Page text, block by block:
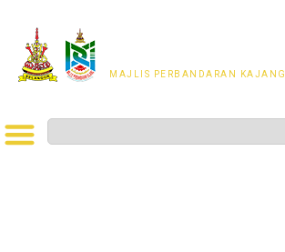
MAJLIS PERBANDARAN KAJANG